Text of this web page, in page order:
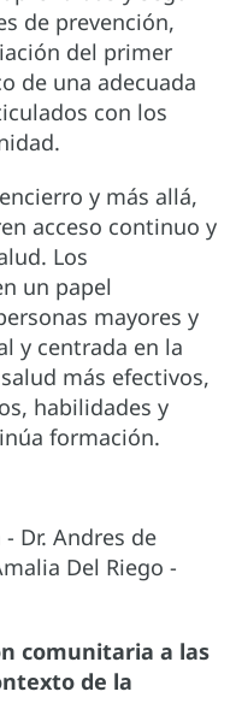
de prevención,
del primer
de una adecuada
con los
y más allá,
acceso continuo y
Los
un papel
mayores y
y centrada en la
más efectivos,
habilidades y
formación.
- Dr. Andres de
Del Riego -
comunitaria a las
de la